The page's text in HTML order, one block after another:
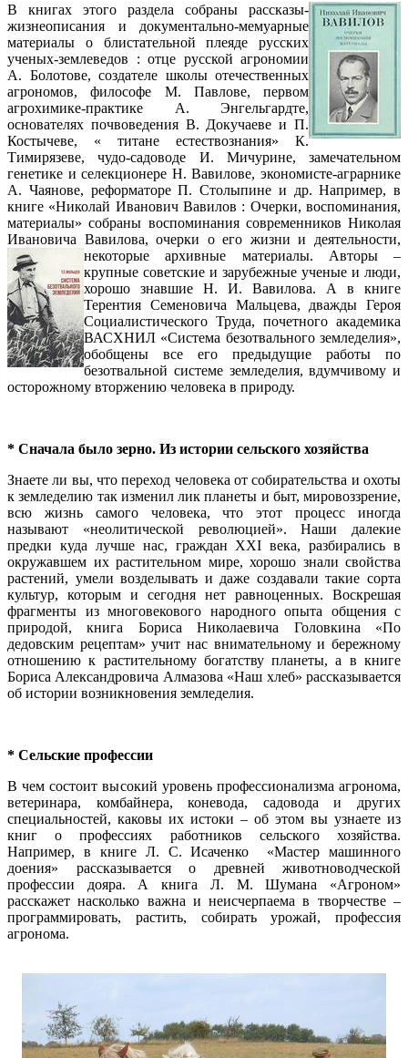
В книгах этого раздела собраны рассказы-
жизнеописания и документально-мемуарные
материалы о блистательной плеяде русских
ученых-землеведов : отце русской агрономии
А. Болотове, создателе школы отечественных
агрономов, философе М. Павлове, первом
агрохимике-практике А. Энгельгардте,
основателях почвоведения В. Докучаеве и П.
Костычеве, « титане естествознания» К.
Тимирязеве, чудо-садоводе И. Мичурине, замечательном
генетике и селекционере Н. Вавилове, экономисте-аграрнике
А. Чаянове, реформаторе П. Столыпине и др. Например, в
книге «Николай Иванович Вавилов : Очерки, воспоминания,
материалы» собраны воспоминания современников Николая
Ивановича Вавилова, очерки о его жизни и деятельности,
некоторые архивные материалы. Авторы –
крупные советские и зарубежные ученые и люди,
хорошо знавшие Н. И. Вавилова. А в книге
Терентия Семеновича Мальцева, дважды Героя
Социалистического Труда, почетного академика
ВАСХНИЛ «Система безотвального земледелия»,
обобщены все его предыдущие работы по
безотвальной системе земледелия, вдумчивому и
осторожному вторжению человека в природу.
* Сначала было зерно. Из истории сельского хозяйства
Знаете ли вы, что переход человека от собирательства и охоты
к земледелию так изменил лик планеты и быт, мировоззрение,
всю жизнь самого человека, что этот процесс иногда
называют «неолитической революцией». Наши далекие
предки куда лучше нас, граждан ХХI века, разбирались в
окружавшем их растительном мире, хорошо знали свойства
растений, умели возделывать и даже создавали такие сорта
культур, которым и сегодня нет равноценных. Воскрешая
фрагменты из многовекового народного опыта общения с
природой, книга Бориса Николаевича Головкина «По
дедовским рецептам» учит нас внимательному и бережному
отношению к растительному богатству планеты, а в книге
Бориса Александровича Алмазова «Наш хлеб» рассказывается
об истории возникновения земледелия.
* Сельские профессии
В чем состоит высокий уровень профессионализма агронома,
ветеринара, комбайнера, коневода, садовода и других
специальностей, каковы их истоки – об этом вы узнаете из
книг о профессиях работников сельского хозяйства.
Например, в книге Л. С. Исаченко «Мастер машинного
доения» рассказывается о древней животноводческой
профессии дояра. А книга Л. М. Шумана «Агроном»
расскажет насколько важна и неисчерпаема в творчестве –
программировать, растить, собирать урожай, профессия
агронома.